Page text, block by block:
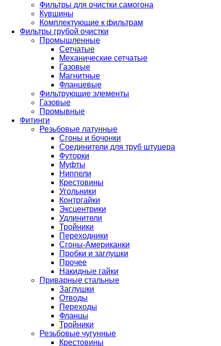
Фильтры для очистки самогона
Кувшины
Комплектующие к фильтрам
Фильтры грубой очистки
Промышленные
Сетчатые
Механические сетчатые
Газовые
Магнитные
Фланцевые
Фильтрующие элементы
Газовые
Промывные
Фитинги
Резьбовые латунные
Сгоны и бочонки
Соединители для труб штуцера
Футорки
Муфты
Ниппели
Крестовины
Угольники
Контргайки
Эксцентрики
Удлинители
Тройники
Переходники
Сгоны-Американки
Пробки и заглушки
Прочее
Накидные гайки
Приварные стальные
Заглушки
Отводы
Переходы
Фланцы
Тройники
Резьбовые чугунные
Крестовины